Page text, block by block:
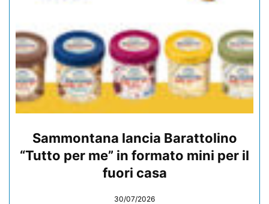
Sammontana lancia Barattolino
“Tutto per me” in formato mini per il
fuori casa
30/07/2026